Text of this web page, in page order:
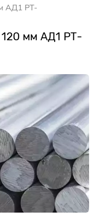
АД1 РТ-
мм АД1 РТ-